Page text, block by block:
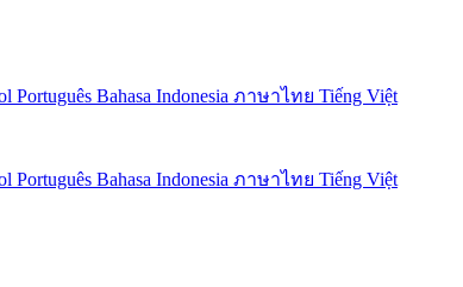
Português Bahasa Indonesia ภาษาไทย Tiếng Việt
Português Bahasa Indonesia ภาษาไทย Tiếng Việt